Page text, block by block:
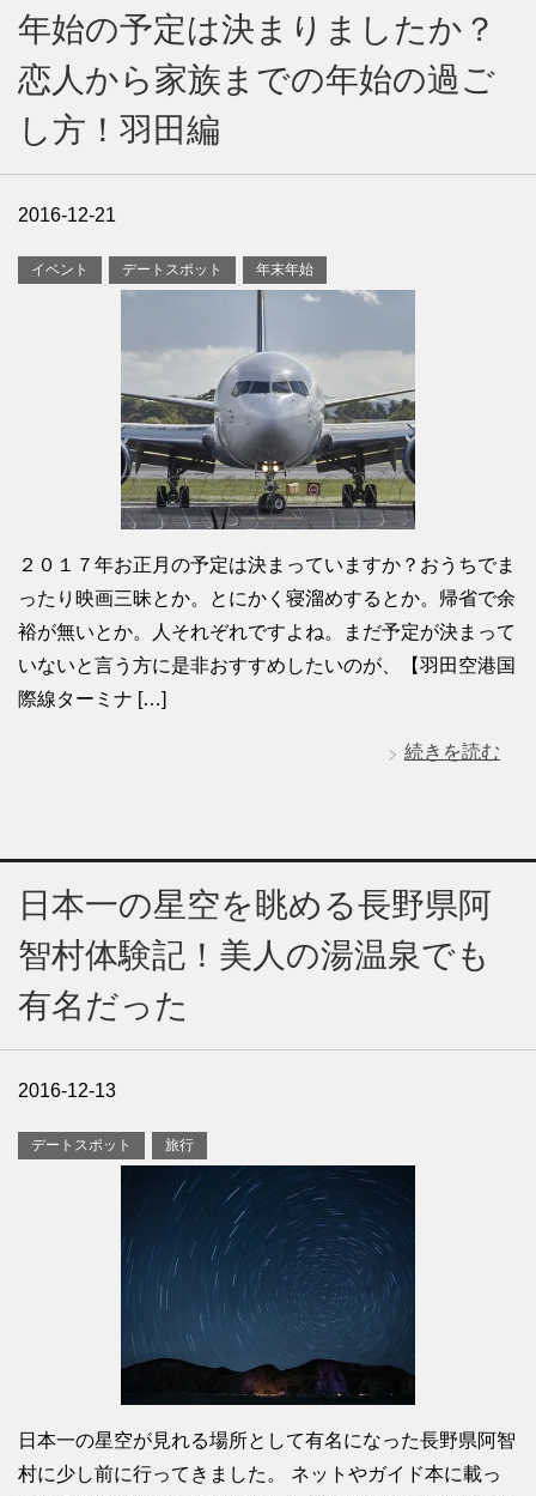
年始の予定は決まりましたか？
恋人から家族までの年始の過ご
し方！羽田編
2016-12-21
イベント デートスポット 年末年始
２０１７年お正月の予定は決まっていますか？おうちでま
ったり映画三昧とか。とにかく寝溜めするとか。帰省で余
裕が無いとか。人それぞれですよね。まだ予定が決まって
いないと言う方に是非おすすめしたいのが、【羽田空港国
際線ターミナ […]
続きを読む
日本一の星空を眺める長野県阿
智村体験記！美人の湯温泉でも
有名だった
2016-12-13
デートスポット 旅行
日本一の星空が見れる場所として有名になった長野県阿智
村に少し前に行ってきました。 ネットやガイド本に載っ